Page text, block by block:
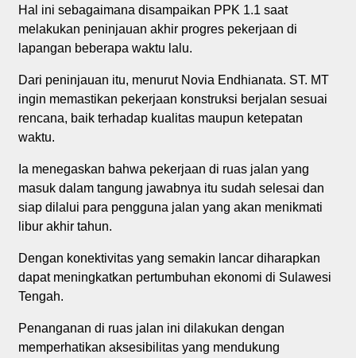
Hal ini sebagaimana disampaikan PPK 1.1 saat
melakukan peninjauan akhir progres pekerjaan di
lapangan beberapa waktu lalu.
Dari peninjauan itu, menurut Novia Endhianata. ST. MT
ingin memastikan pekerjaan konstruksi berjalan sesuai
rencana, baik terhadap kualitas maupun ketepatan
waktu.
Ia menegaskan bahwa pekerjaan di ruas jalan yang
masuk dalam tangung jawabnya itu sudah selesai dan
siap dilalui para pengguna jalan yang akan menikmati
libur akhir tahun.
Dengan konektivitas yang semakin lancar diharapkan
dapat meningkatkan pertumbuhan ekonomi di Sulawesi
Tengah.
Penanganan di ruas jalan ini dilakukan dengan
memperhatikan aksesibilitas yang mendukung